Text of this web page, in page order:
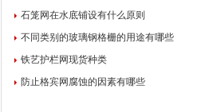
石笼网在水底铺设有什么原则
不同类别的玻璃钢格栅的用途有哪些
铁艺护栏网现货种类
防止格宾网腐蚀的因素有哪些